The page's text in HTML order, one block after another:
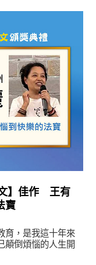
】佳作 王有
寶
育，是我這十年來
顛倒煩惱的人生開